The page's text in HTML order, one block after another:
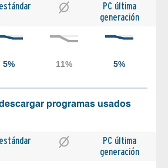
PC última
generación
programas usados
PC última
generación